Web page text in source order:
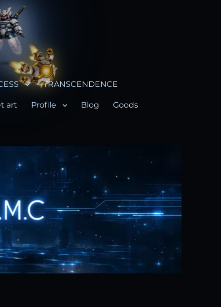
TRANSCENDENCE
art Profile Blog Goods